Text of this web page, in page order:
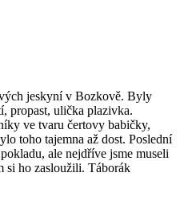
jeskyní v Bozkově. Byly
propast, ulička plazivka.
ve tvaru čertovy babičky,
toho tajemna až dost. Poslední
ale nejdříve jsme museli
si ho zasloužili. Táborák